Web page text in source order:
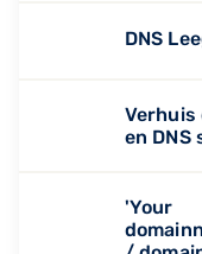
DNS
Verhuis
en
'Your